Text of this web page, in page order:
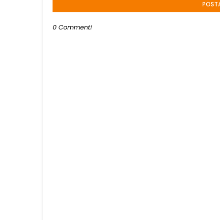
0 Commenti